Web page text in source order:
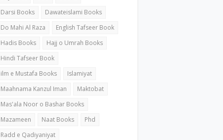
Darsi Books
Dawateislami Books
Do Mahi Al Raza
English Tafseer Book
Hadis Books
Hajj o Umrah Books
Hindi Tafseer Book
ilm e Mustafa Books
Islamiyat
Maahnama Kanzul Iman
Maktobat
Mas'ala Noor o Bashar Books
Mazameen
Naat Books
Phd
Radd e Qadiyaniyat